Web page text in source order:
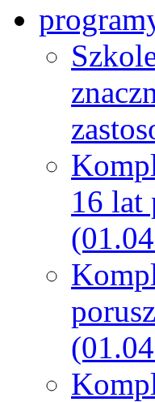
16 lat